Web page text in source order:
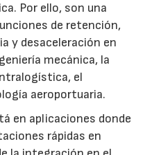
Por ello, son una
de retención,
y desaceleración en
mecánica, la
el
aeroportuaria.
en aplicaciones donde
rápidas en